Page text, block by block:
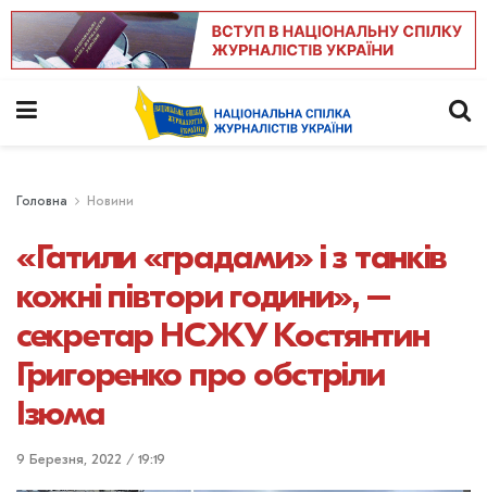
Головна Новини
«Гатили «градами» і з танків
кожні півтори години», –
секретар НСЖУ Костянтин
Григоренко про обстріли
Ізюма
9 Березня, 2022 / 19:19